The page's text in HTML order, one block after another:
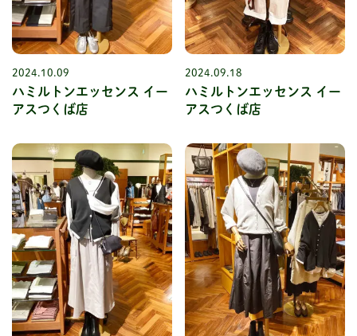
2024.10.09
ハミルトンエッセンス イー
アスつくば店
2024.09.18
ハミルトンエッセンス イー
アスつくば店